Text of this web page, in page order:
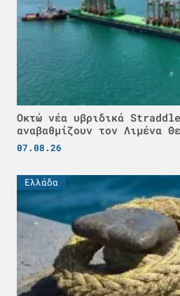
Οκτώ νέα υβριδικά
αναβαθμίζουν τον Λιμένα
07.08.26
Ελλάδα